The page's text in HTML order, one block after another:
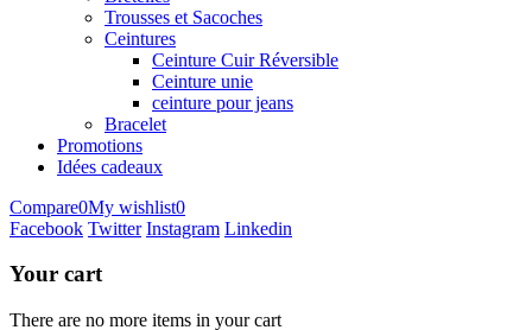
Trousses et Sacoches
Ceintures
Ceinture Cuir Réversible
Ceinture unie
ceinture pour jeans
Bracelet
Promotions
Idées cadeaux
Compare0My wishlist0
Facebook Twitter Instagram Linkedin
Your cart
There are no more items in your cart